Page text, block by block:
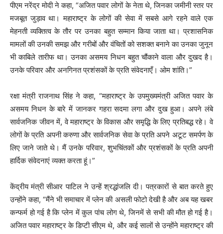
पीएम नरेंद्र मोदी ने कहा, “अजित पवार लोगों के नेता थे, जिनका जमीनी स्तर पर
मजबूत जुड़ाव था। महाराष्ट्र के लोगों की सेवा में सबसे आगे रहने वाले एक
मेहनती व्यक्तित्व के तौर पर उनका बहुत सम्मान किया जाता था। प्रशासनिक
मामलों की उनकी समझ और गरीबों और वंचितों को सशक्त बनाने का उनका जुनून
भी काबिले तारीफ था। उनका असमय निधन बहुत चौंकाने वाला और दुखद है।
उनके परिवार और अनगिनत प्रशंसकों के प्रति संवेदनाएँ। ओम शांति।”
रक्षा मंत्री राजनाथ सिंह ने कहा, “महाराष्ट्र के उपमुख्यमंत्री अजित पवार के
असमय निधन के बारे में जानकर गहरा सदमा लगा और दुख हुआ। अपने लंबे
सार्वजनिक जीवन में, वे महाराष्ट्र के विकास और समृद्धि के लिए प्रतिबद्ध रहे। वे
लोगों के प्रति अपनी करुणा और सार्वजनिक सेवा के प्रति अपने अटूट समर्पण के
लिए जाने जाते थे। मैं उनके परिवार, शुभचिंतकों और प्रशंसकों के प्रति अपनी
हार्दिक संवेदनाएं व्यक्त करता हूं।”
केंद्रीय मंत्री सीआर पाटिल ने उन्हें श्रद्धांजलि दी। पत्रकारों से बात करते हुए
उन्होंने कहा, “मैंने भी समाचार में प्लेन की असली फोटो देखी है और अब यह खबर
कन्फर्म हो गई है कि प्लेन में कुल पांच लोग थे, जिनमें से सभी की मौत हो गई है।
अजित पवार महाराष्ट्र के डिप्टी सीएम थे, और कई सालों से उन्होंने महाराष्ट्र की